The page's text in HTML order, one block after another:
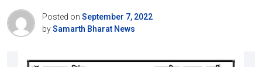
Posted on September 7, 2022
bySamarth Bharat News